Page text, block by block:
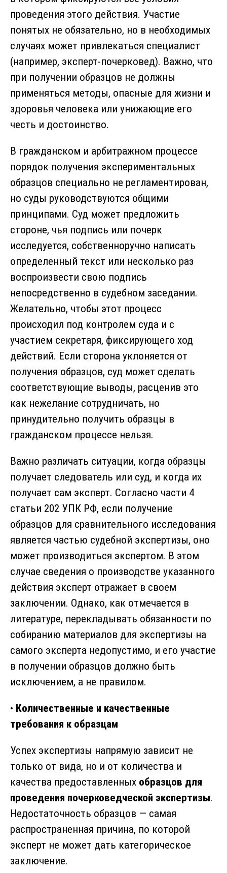
проведения этого действия. Участие
понятых не обязательно, но в необходимых
случаях может привлекаться специалист
(например, эксперт-почерковед). Важно, что
при получении образцов не должны
применяться методы, опасные для жизни и
здоровья человека или унижающие его
честь и достоинство.
В гражданском и арбитражном процессе
порядок получения экспериментальных
образцов специально не регламентирован,
но суды руководствуются общими
принципами. Суд может предложить
стороне, чья подпись или почерк
исследуется, собственноручно написать
определенный текст или несколько раз
воспроизвести свою подпись
непосредственно в судебном заседании.
Желательно, чтобы этот процесс
происходил под контролем суда и с
участием секретаря, фиксирующего ход
действий. Если сторона уклоняется от
получения образцов, суд может сделать
соответствующие выводы, расценив это
как нежелание сотрудничать, но
принудительно получить образцы в
гражданском процессе нельзя.
Важно различать ситуации, когда образцы
получает следователь или суд, и когда их
получает сам эксперт. Согласно части 4
статьи 202 УПК РФ, если получение
образцов для сравнительного исследования
является частью судебной экспертизы, оно
может производиться экспертом. В этом
случае сведения о производстве указанного
действия эксперт отражает в своем
заключении. Однако, как отмечается в
литературе, перекладывать обязанности по
собиранию материалов для экспертизы на
самого эксперта недопустимо, и его участие
в получении образцов должно быть
исключением, а не правилом.
• Количественные и качественные
требования к образцам
Успех экспертизы напрямую зависит не
только от вида, но и от количества и
качества предоставленных образцов для
проведения почерковедческой экспертизы.
Недостаточность образцов — самая
распространенная причина, по которой
эксперт не может дать категорическое
заключение.